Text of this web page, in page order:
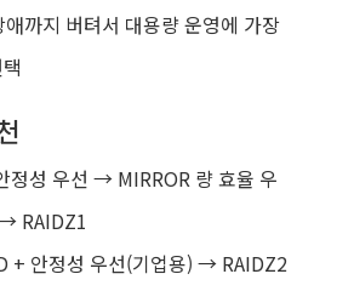
까지 버텨서 대용량 운영에 가장
정성 우선 → MIRROR 량 효율 우
RAIDZ1
+ 안정성 우선(기업용) → RAIDZ2